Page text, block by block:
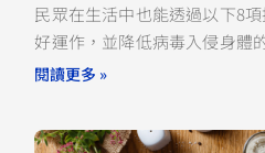
民眾在生活中也能透過以下8
好運作，並降低病毒入侵身體
閱讀更多 »